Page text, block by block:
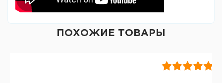
ПОХОЖИЕ ТОВАРЫ